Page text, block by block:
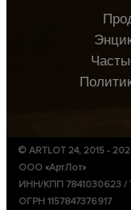
© ARTLOT 24, 2015 -
ООО «АртЛот»
ИНН/КПП 7841030623 /
ОГРН 1157847376917